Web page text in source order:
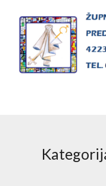
content